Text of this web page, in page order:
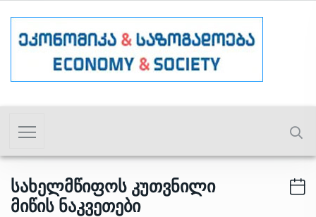
Სახელმწიფოს Კუთვნილი
Მიწის Ნაკვეთები